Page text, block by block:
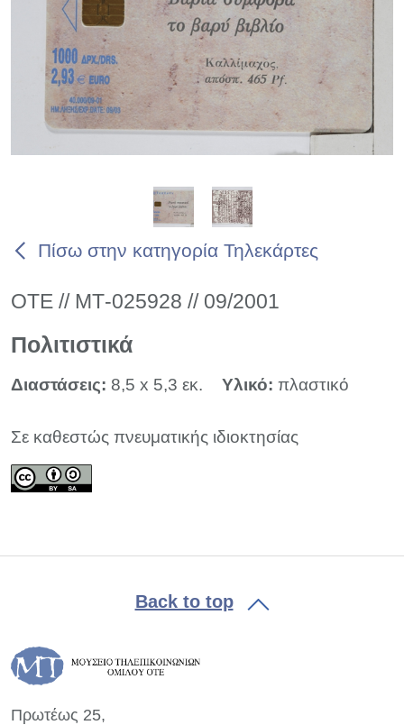
Πίσω στην κατηγορία Τηλεκάρτες
ΟΤΕ // ΜΤ-025928 // 09/2001
Πολιτιστικά
Διαστάσεις: 8,5 x 5,3 εκ. Υλικό: πλαστικό
Σε καθεστώς πνευματικής ιδιοκτησίας
Back to top
Πρωτέως 25,